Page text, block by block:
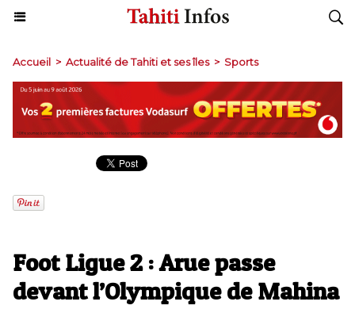
Accueil > Actualité de Tahiti et ses îles > Sports
Foot Ligue 2 : Arue passe
devant l’Olympique de Mahina